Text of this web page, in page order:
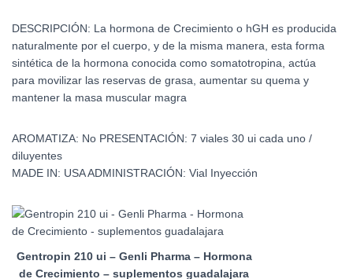
DESCRIPCIÓN: La hormona de Crecimiento o hGH es producida
naturalmente por el cuerpo, y de la misma manera, esta forma
sintética de la hormona conocida como somatotropina, actúa
para movilizar las reservas de grasa, aumentar su quema y
mantener la masa muscular magra
AROMATIZA: No PRESENTACIÓN: 7 viales 30 ui cada uno /
diluyentes
MADE IN: USAADMINISTRACIÓN: Vial Inyección
Gentropin 210 ui – Genli Pharma – Hormona
de Crecimiento – suplementos guadalajara